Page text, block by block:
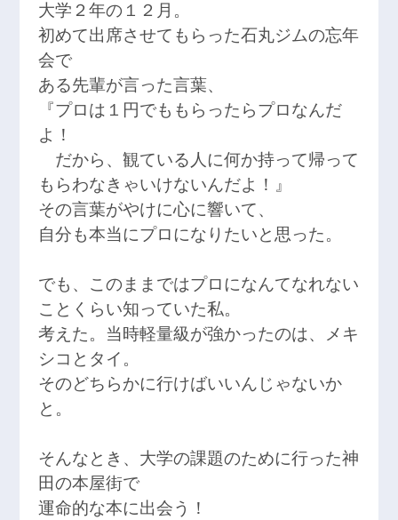
大学２年の１２月。
初めて出席させてもらった石丸ジムの忘年
会で
ある先輩が言った言葉、
『プロは１円でももらったらプロなんだ
よ！
だから、観ている人に何か持って帰って
もらわなきゃいけないんだよ！』
その言葉がやけに心に響いて、
自分も本当にプロになりたいと思った。
でも、このままではプロになんてなれない
ことくらい知っていた私。
考えた。当時軽量級が強かったのは、メキ
シコとタイ。
そのどちらかに行けばいいんじゃないか
と。
そんなとき、大学の課題のために行った神
田の本屋街で
運命的な本に出会う！